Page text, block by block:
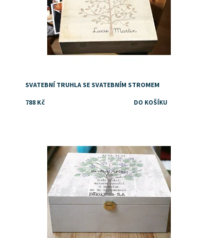
SVATEBNÍ TRUHLA SE SVATEBNÍM STROMEM
788 Kč
Dostupnost:
Skladem